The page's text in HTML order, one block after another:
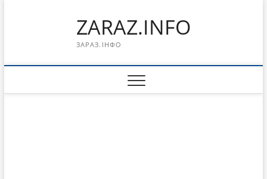
ZARAZ.INFO
ЗАРАЗ.ІНФО